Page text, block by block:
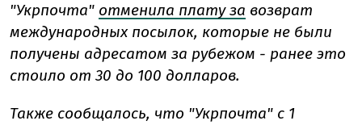
"Укрпочта" отменила плату за возврат
международных посылок, которые не были
получены адресатом за рубежом - ранее это
стоило от 30 до 100 долларов.
Также сообщалось, что "Укрпочта" с 1